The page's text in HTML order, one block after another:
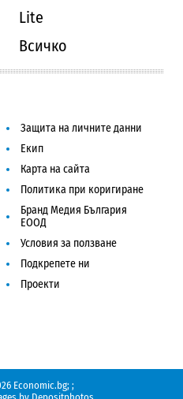
Lite
Всичко
Защита на личните данни
Екип
Карта на сайта
Политика при коригиране
Бранд Медия България
ЕООД
Условия за ползване
Подкрепете ни
Проекти
Economic.bg; ;